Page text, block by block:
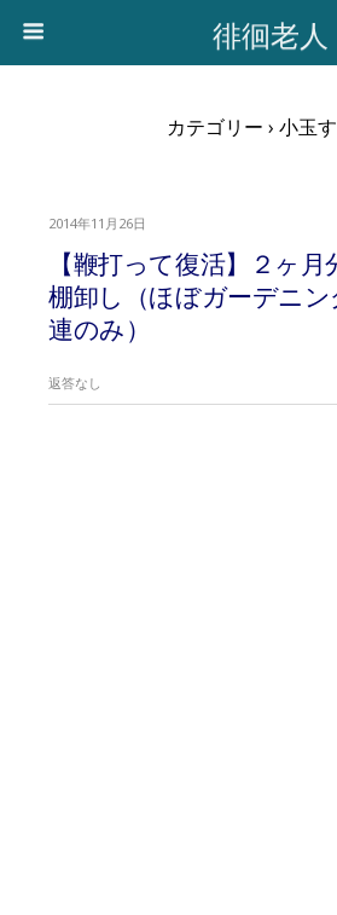
徘徊老人
カテゴリー › 小玉
2014年11月26日
【鞭打って復活】２ヶ月
棚卸し（ほぼガーデニン
連のみ）
返答なし